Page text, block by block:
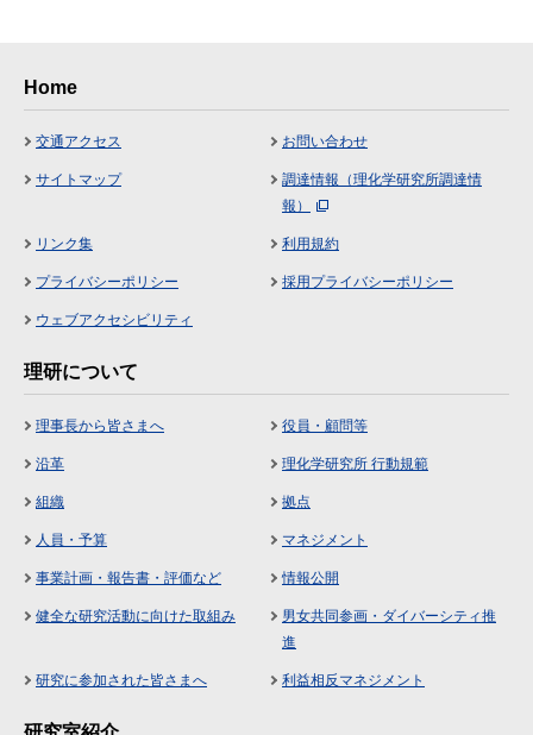
Home
交通アクセス お問い合わせ
サイトマップ
調達情報（理化学研究所調達情
報）
リンク集 利用規約
プライバシーポリシー 採用プライバシーポリシー
ウェブアクセシビリティ
理研について
理事長から皆さまへ 役員・顧問等
沿革 理化学研究所 行動規範
組織 拠点
人員・予算 マネジメント
事業計画・報告書・評価など 情報公開
健全な研究活動に向けた取組み
男女共同参画・ダイバーシティ推
進
研究に参加された皆さまへ 利益相反マネジメント